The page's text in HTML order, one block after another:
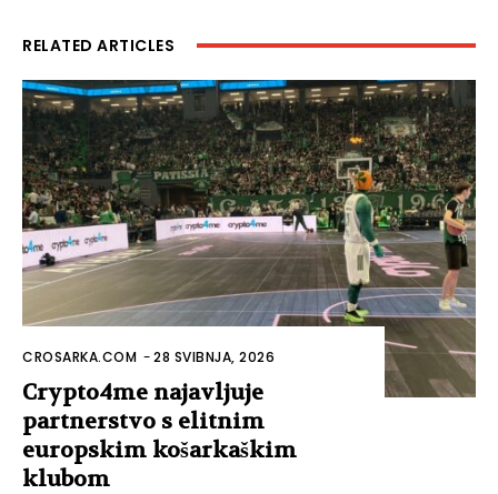
RELATED ARTICLES
CROSARKA.COM -28 SVIBNJA, 2026
Crypto4me najavljuje
partnerstvo s elitnim
europskim košarkaškim
klubom